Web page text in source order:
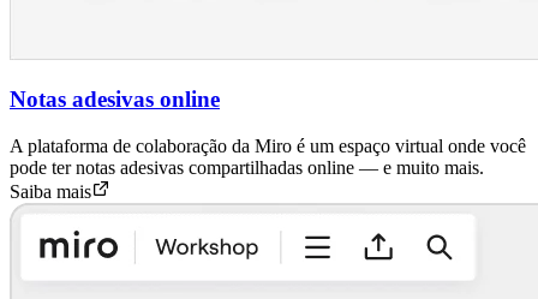
Notas adesivas online
A plataforma de colaboração da Miro é um espaço virtual onde você
pode ter notas adesivas compartilhadas online — e muito mais.
Saiba mais